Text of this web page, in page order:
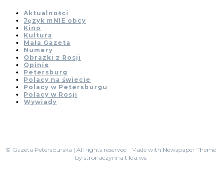
Aktualności
Język mNIE obcy
Kino
Kultura
Mała Gazeta
Numery
Obrazki z Rosji
Opinie
Petersburg
Polacy na świecie
Polacy w Petersburgu
Polacy w Rosji
Wywiady
© Gazeta Petersburska | All rights reserved | Made with Newspaper Theme
by stronaczynna.tilda.ws